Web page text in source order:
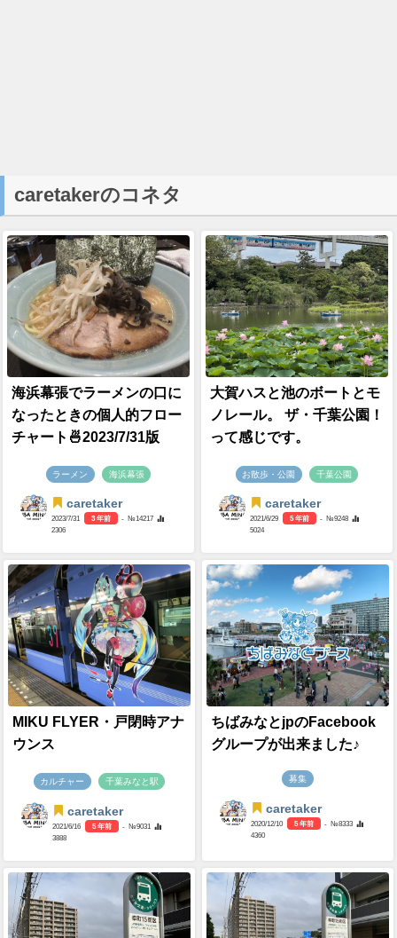
caretakerのコネタ
海浜幕張でラーメンの口に
なったときの個人的フロー
チャート🍜2023/7/31版
ラーメン 海浜幕張
caretaker
2023/7/31 3 年前
- №14217
2306
大賀ハスと池のボートとモ
ノレール。 ザ・千葉公園！
って感じです。
お散歩・公園 千葉公園
caretaker
2021/6/29 5 年前
- №9248
5024
MIKU FLYER・戸閉時アナ
ウンス
カルチャー 千葉みなと駅
caretaker
2021/6/16 5 年前
- №9031
3888
ちばみなとjpのFacebook
グループが出来ました♪
募集
caretaker
2020/12/10 5 年前
- №8333
4360